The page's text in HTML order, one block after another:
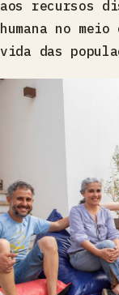
aos recursos
humana no
vida das